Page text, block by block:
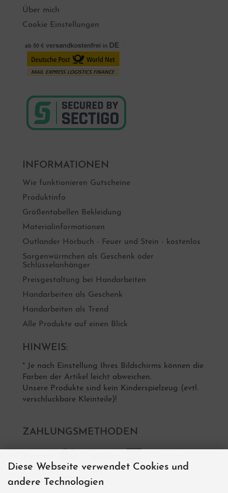
Über mich
Cookie Einstellungen
INFORMATIONEN
Wie funktionieren Gutscheine
Produktinfo
Größentabellen Bekleidung
Materialinformationen
Outlander Hörbuch - Feuer und Stein - kostenlos
Sorgenwürmchen als Geschenk oder
Schlüsselanhänger
Preisgestaltung bei Handarbeiten
Handarbeiten als Geschenk
Handarbeiten als Trend
Alle Produkte auf einen Blick
HINWEIS:
* Je nach Einstellung Ihres Bildschirms können die
Farben der Artikel leicht abweichen.
Unsere Produkte sind kein Kinderspielzeug (evtl.
verschluckbare Kleinteile)!
ZAHLUNGSMETHODEN
Diese Webseite verwendet Cookies und
andere Technologien